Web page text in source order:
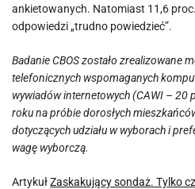
ankietowanych. Natomiast 11,6
odpowiedzi „trudno powiedzieć”.
Badanie CBOS zostało zrealizowane
telefonicznych wspomaganych
wywiadów internetowych (CAWI – 20
roku na próbie dorosłych
dotyczących udziału w wyborach i
wagę wyborczą.
ArtykułZaskakujący sondaż. Tylko